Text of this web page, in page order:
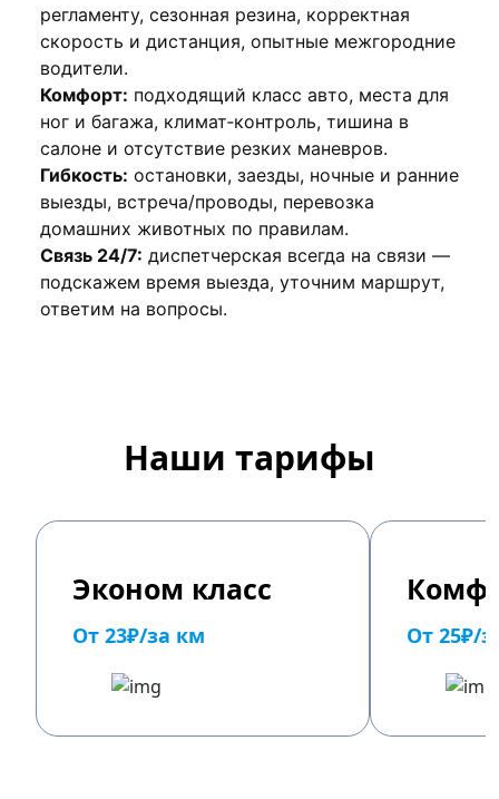
регламенту, сезонная резина, корректная
скорость и дистанция, опытные межгородние
водители.
Комфорт: подходящий класс авто, места для
ног и багажа, климат‑контроль, тишина в
салоне и отсутствие резких маневров.
Гибкость: остановки, заезды, ночные и ранние
выезды, встреча/проводы, перевозка
домашних животных по правилам.
Связь 24/7: диспетчерская всегда на связи —
подскажем время выезда, уточним маршрут,
ответим на вопросы.
Наши тарифы
Эконом класс
От 23₽/за км От 25₽/